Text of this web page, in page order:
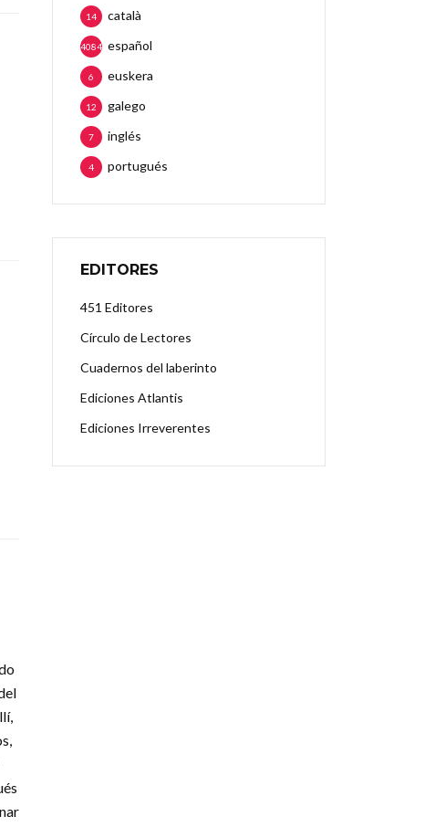
català
14
español
4084
euskera
6
galego
12
inglés
7
portugués
4
EDITORES
451 Editores
Círculo de Lectores
Cuadernos del laberinto
Ediciones Atlantis
Ediciones Irreverentes